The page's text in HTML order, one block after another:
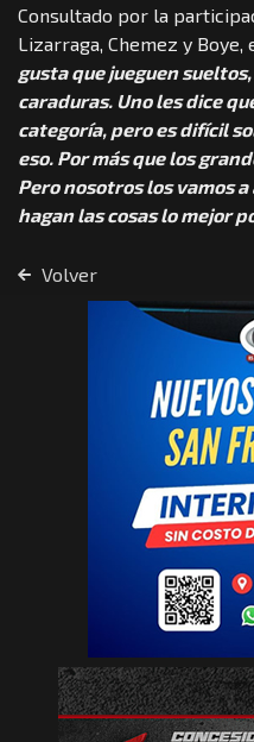
Consultado por la
Lizarraga, Chemez y
gusta que jueguen
caraduras. Uno les dice
categoría, pero es difícil
eso. Por más que los
Pero nosotros los vamos
hagan las cosas lo mejor
Volver